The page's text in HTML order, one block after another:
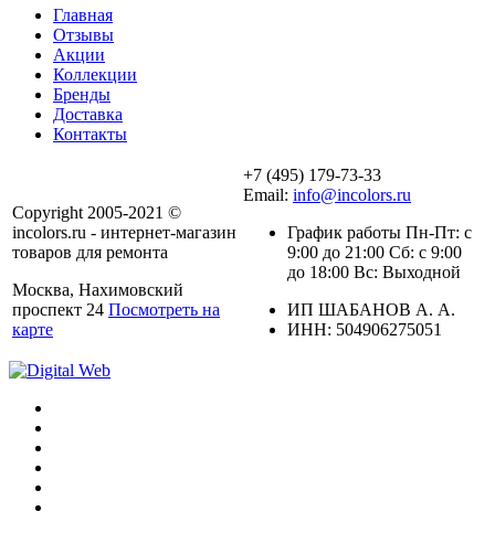
Главная
Отзывы
Акции
Коллекции
Бренды
Доставка
Контакты
Copyright 2005-2021 ©
incolors.ru - интернет-магазин
товаров для ремонта
Москва, Нахимовский
проспект 24 Посмотреть на
карте
+7 (495) 179-73-33
Email: info@incolors.ru
График работы Пн-Пт: с
9:00 до 21:00 Сб: с 9:00
до 18:00 Вс: Выходной
ИП ШАБАНОВ А. А.
ИНН: 504906275051